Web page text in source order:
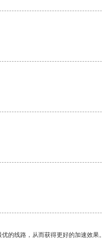
的线路，从而获得更好的加速效果。